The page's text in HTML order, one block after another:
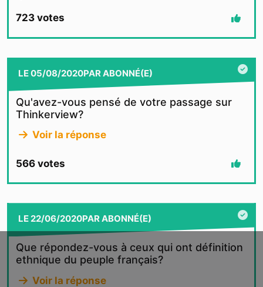
723 votes
LE05/08/2020PAR ABONNÉ(E)
Qu'avez-vous pensé de votre passage sur
Thinkerview?
Voir la réponse
566 votes
LE22/06/2020PARABONNÉ(E)
Que répondez-vous à ceux qui ont définition
ethnique du peuple français?
Voir la réponse